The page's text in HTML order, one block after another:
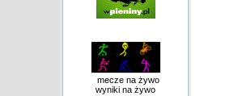
mecze na żywo
wyniki na żywo